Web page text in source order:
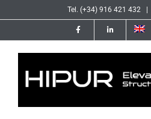
contenido
Tel. (+34) 916 421 432